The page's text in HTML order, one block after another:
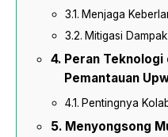
Menjaga
Mitigasi
Peran Teknologi
Pemantauan
Pentingnya
Menyongsong